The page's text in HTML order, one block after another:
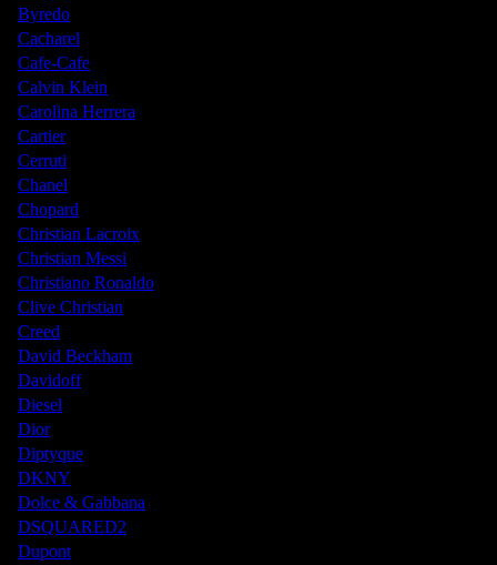
Byredo
Cacharel
Cafe-Cafe
Calvin Klein
Carolina Herrera
Cartier
Cerruti
Chanel
Chopard
Christian Lacroix
Christian Messi
Christiano Ronaldo
Clive Christian
Creed
David Beckham
Davidoff
Diesel
Dior
Diptyque
DKNY
Dolce & Gabbana
DSQUARED2
Dupont